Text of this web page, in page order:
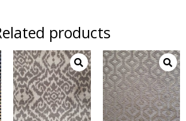
products